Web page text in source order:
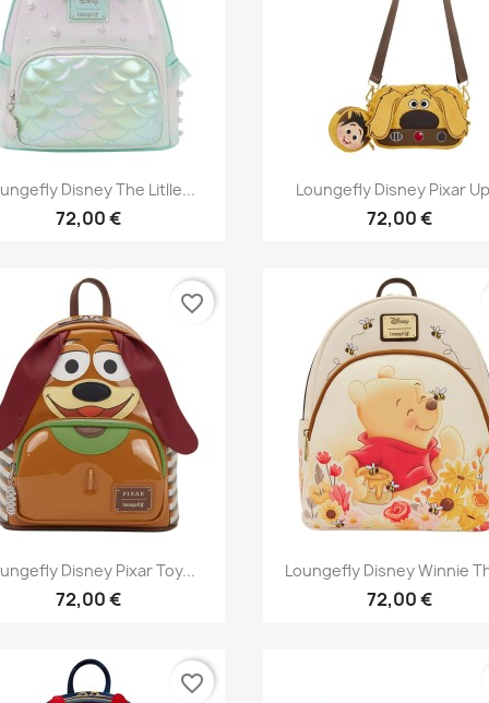
Aperçu rapide
Disney The Litlle...
72,00 €
Aperçu rapide
Loungefly Disney Pixar
72,00 €
Aperçu rapide
Disney Pixar Toy...
72,00 €
favorite_border
Aperçu rapide
Loungefly Disney Winnie
72,00 €
favorite_border